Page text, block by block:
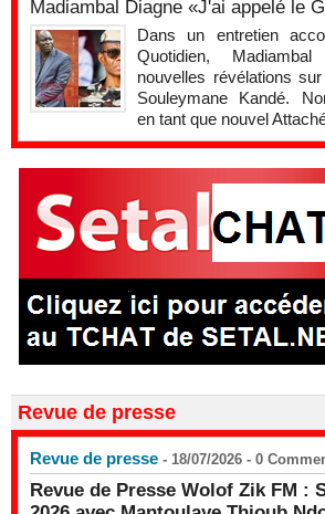
Madiambal Diagne «J'ai appelé le
Dans un entretien
Quotidien,
nouvelles révélations
Souleymane Kandé.
en tant que nouvel
Revue de presse
Revue de presse - 18/07/2026 - 0
Revue de Presse Wolof Zik FM :